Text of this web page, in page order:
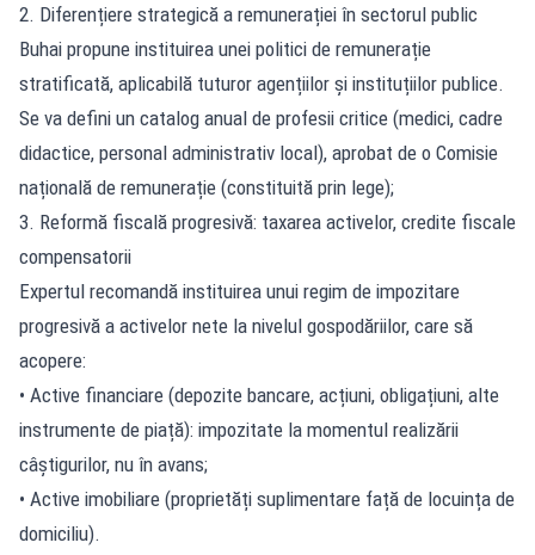
2. Diferențiere strategică a remunerației în sectorul public
Buhai propune instituirea unei politici de remunerație
stratificată, aplicabilă tuturor agențiilor și instituțiilor publice.
Se va defini un catalog anual de profesii critice (medici, cadre
didactice, personal administrativ local), aprobat de o Comisie
națională de remunerație (constituită prin lege);
3. Reformă fiscală progresivă: taxarea activelor, credite fiscale
compensatorii
Expertul recomandă instituirea unui regim de impozitare
progresivă a activelor nete la nivelul gospodăriilor, care să
acopere:
• Active financiare (depozite bancare, acțiuni, obligațiuni, alte
instrumente de piață): impozitate la momentul realizării
câștigurilor, nu în avans;
• Active imobiliare (proprietăți suplimentare față de locuința de
domiciliu).